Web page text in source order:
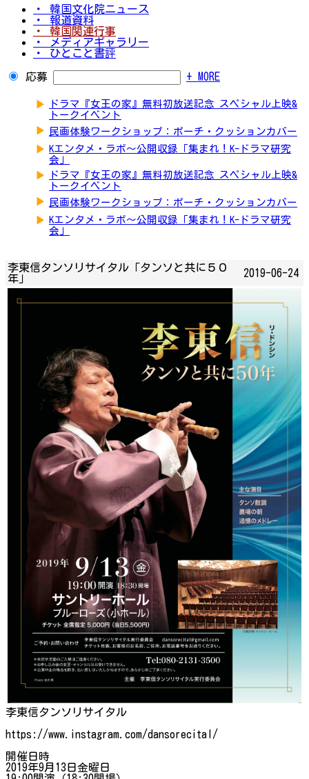
・ 韓国文化院ニュース
・ 報道資料
・ 韓国関連行事
・ メディアギャラリー
・ ひとこと書評
応募 + MORE
▶
ドラマ『女王の家』無料初放送記念 スペシャル上映&
トークイベント
▶ 民画体験ワークショップ：ポーチ・クッションカバー
▶ Kエンタメ・ラボ～公開収録「集まれ！K-ドラマ研究
会」
▶
ドラマ『女王の家』無料初放送記念 スペシャル上映&
トークイベント
▶ 民画体験ワークショップ：ポーチ・クッションカバー
▶ Kエンタメ・ラボ～公開収録「集まれ！K-ドラマ研究
会」
李東信タンソリサイタル「タンソと共に５０
年」
2019-06-24
李東信タンソリサイタル
https://www.instagram.com/dansorecital/
開催日時
2019年9月13日金曜日